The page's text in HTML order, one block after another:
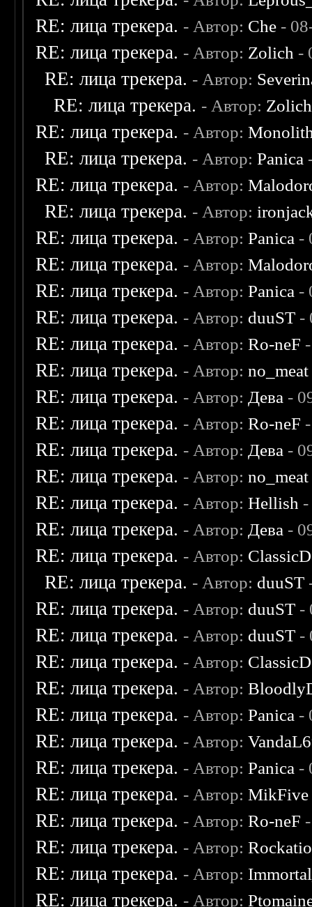
RE: лица трекера. - Автор: Che -
RE: лица трекера. - Автор: Zolich -
RE: лица трекера. - Автор:
RE: лица трекера. - Автор: Zolich
RE: лица трекера. - Автор:
RE: лица трекера. - Автор:Panica
RE: лица трекера. - Автор:
RE: лица трекера. - Автор:
RE: лица трекера. - Автор:Panica -
RE: лица трекера. - Автор:
RE: лица трекера. - Автор:Panica -
RE: лица трекера. - Автор: duuST -
RE: лица трекера. - Автор:Ro-neF
RE: лица трекера. - Автор:no_meat
RE: лица трекера. - Автор: Дева -
RE: лица трекера. - Автор:Ro-neF
RE: лица трекера. - Автор: Дева -
RE: лица трекера. - Автор:no_meat
RE: лица трекера. - Автор:Hellish
RE: лица трекера. - Автор: Дева -
RE: лица трекера. - Автор:
RE: лица трекера. - Автор: duuST
RE: лица трекера. - Автор: duuST -
RE: лица трекера. - Автор: duuST -
RE: лица трекера. - Автор:
RE: лица трекера. - Автор:
RE: лица трекера. - Автор:Panica -
RE: лица трекера. - Автор:
RE: лица трекера. - Автор:Panica -
RE: лица трекера. - Автор:MikFive
RE: лица трекера. - Автор:Ro-neF
RE: лица трекера. - Автор:
RE: лица трекера. - Автор:
RE: лица трекера. - Автор: